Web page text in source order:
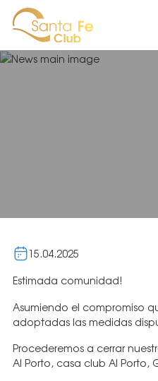
15.04.2025
Estimada comunidad!
Asumiendo el compromiso
adoptadas las medidas
Procederemos a cerrar
Al Porto, casa club Al Porto,